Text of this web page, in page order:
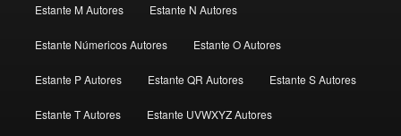
Estante M Autores Estante N Autores
Estante Númericos Autores Estante O Autores
Estante P Autores Estante QR Autores Estante S Autores
Estante T Autores Estante UVWXYZ Autores